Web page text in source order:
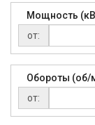
Мощность
от:
Обороты (об/
от: